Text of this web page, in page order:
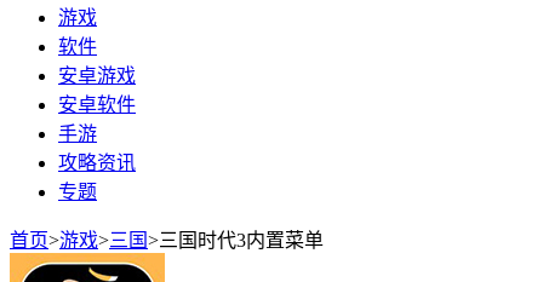
游戏
软件
安卓游戏
安卓软件
手游
攻略资讯
专题
首页>游戏>三国>三国时代3内置菜单